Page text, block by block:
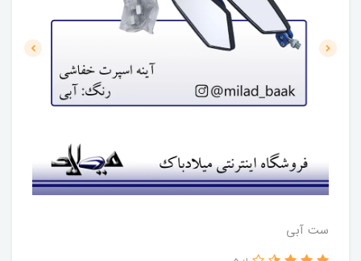
ست آبی